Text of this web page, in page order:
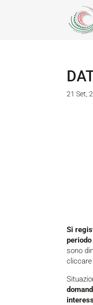
21 Set,
Si
sono